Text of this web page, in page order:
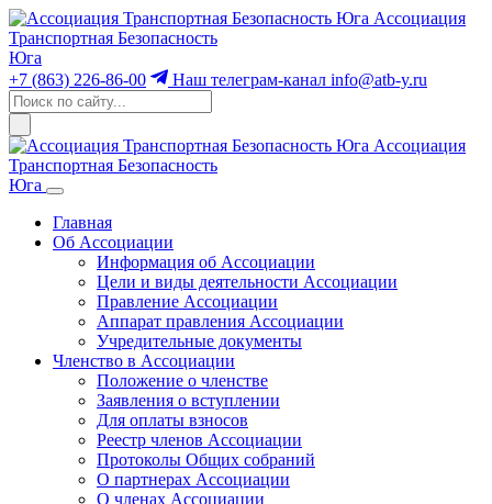
Ассоциация
Транспортная Безопасность
Юга
+7 (863) 226-86-00
Наш телеграм-канал info@atb-y.ru
Ассоциация
Транспортная Безопасность
Юга
Главная
Об Ассоциации
Информация об Ассоциации
Цели и виды деятельности Ассоциации
Правление Ассоциации
Аппарат правления Ассоциации
Учредительные документы
Членство в Ассоциации
Положение о членстве
Заявления о вступлении
Для оплаты взносов
Реестр членов Ассоциации
Протоколы Общих собраний
О партнерах Ассоциации
О членах Ассоциации